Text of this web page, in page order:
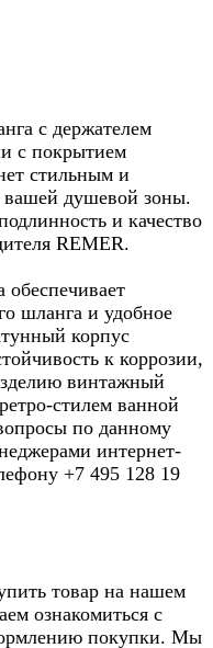
с держателем
с покрытием
стильным и
душевой зоны.
и качество
REMER.
обеспечивает
шланга и удобное
корпус
к коррозии,
винтажный
стилем ванной
по данному
интернет-
+7 495 128 19
товар на нашем
ознакомиться с
покупки. Мы